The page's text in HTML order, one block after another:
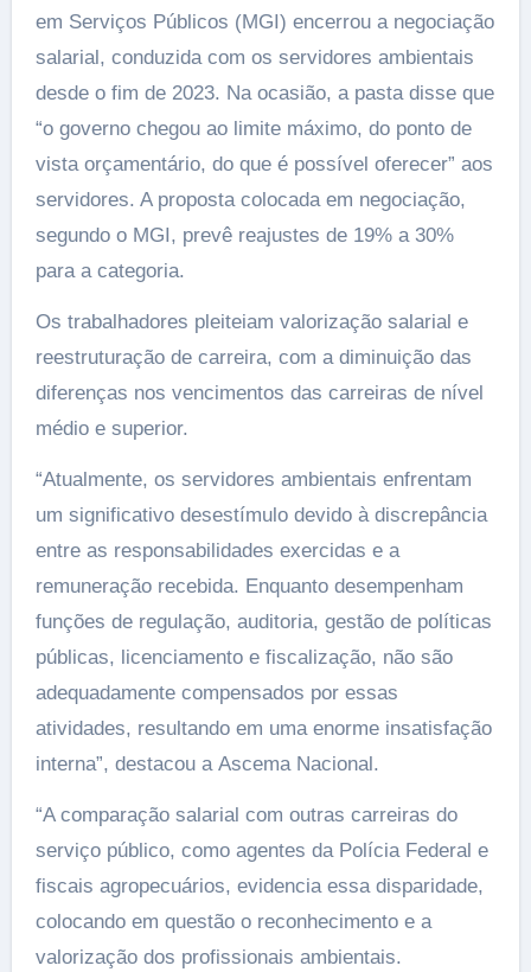
em Serviços Públicos (MGI) encerrou a negociação
salarial, conduzida com os servidores ambientais
desde o fim de 2023. Na ocasião, a pasta disse que
“o governo chegou ao limite máximo, do ponto de
vista orçamentário, do que é possível oferecer” aos
servidores. A proposta colocada em negociação,
segundo o MGI, prevê reajustes de 19% a 30%
para a categoria.
Os trabalhadores pleiteiam valorização salarial e
reestruturação de carreira, com a diminuição das
diferenças nos vencimentos das carreiras de nível
médio e superior.
“Atualmente, os servidores ambientais enfrentam
um significativo desestímulo devido à discrepância
entre as responsabilidades exercidas e a
remuneração recebida. Enquanto desempenham
funções de regulação, auditoria, gestão de políticas
públicas, licenciamento e fiscalização, não são
adequadamente compensados por essas
atividades, resultando em uma enorme insatisfação
interna”, destacou a Ascema Nacional.
“A comparação salarial com outras carreiras do
serviço público, como agentes da Polícia Federal e
fiscais agropecuários, evidencia essa disparidade,
colocando em questão o reconhecimento e a
valorização dos profissionais ambientais.